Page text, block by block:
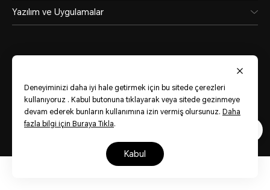
Yazılım ve Uygulamalar
Turkey (Türkiye)
Site Haritası Kullanım Koşulları
Deneyiminizi daha iyi hale getirmek için bu sitede çerezleri
kullanıyoruz . Kabul butonuna tıklayarak veya sitede gezinmeye
devam ederek bunların kullanımına izin vermiş olursunuz. Daha
fazla bilgi için Buraya Tıkla.
kabul